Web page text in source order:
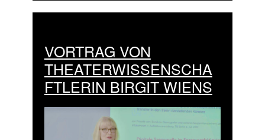
VORTRAG VON
THEATERWISSENSCHA
FTLERIN BIRGIT WIENS